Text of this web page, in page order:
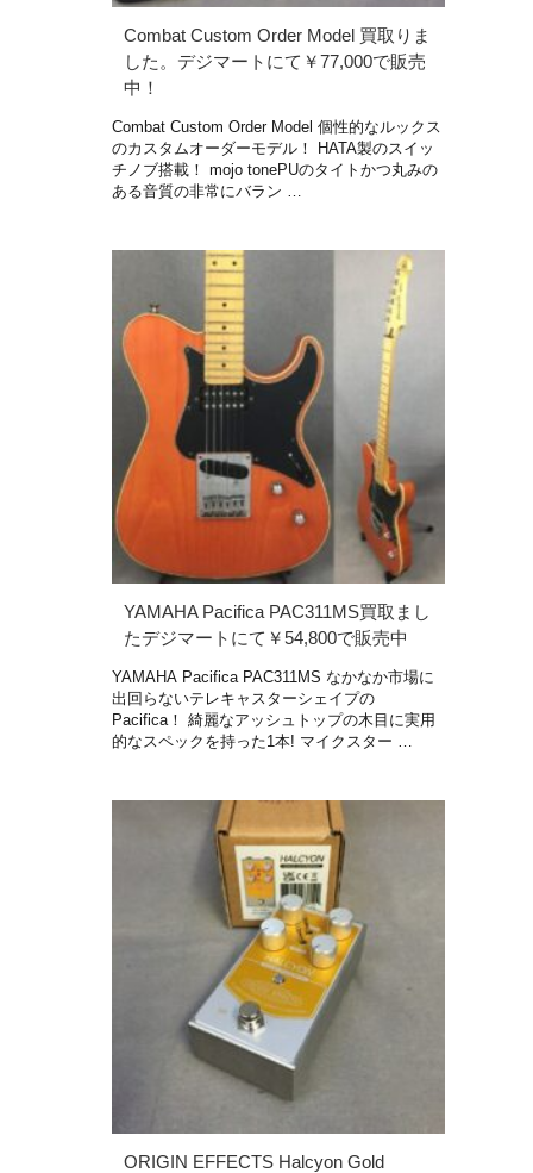
Combat Custom Order Model 買取りま
した。デジマートにて￥77,000で販売
中！
Combat Custom Order Model 個性的なルックス
のカスタムオーダーモデル！ HATA製のスイッ
チノブ搭載！ mojo tonePUのタイトかつ丸みの
ある音質の非常にバラン …
YAMAHA Pacifica PAC311MS買取まし
たデジマートにて￥54,800で販売中
YAMAHA Pacifica PAC311MS なかなか市場に
出回らないテレキャスターシェイプの
Pacifica！ 綺麗なアッシュトップの木目に実用
的なスペックを持った1本! マイクスター …
ORIGIN EFFECTS Halcyon Gold